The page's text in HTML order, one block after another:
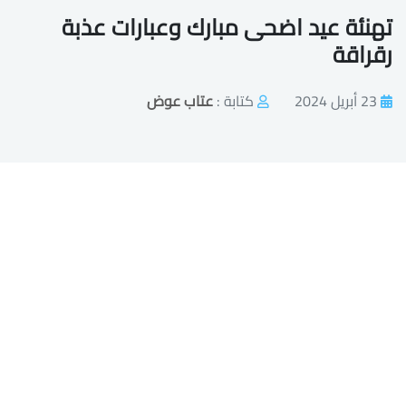
تهنئة عيد اضحى مبارك وعبارات عذبة
رقراقة
23 أبريل 2024 كتابة :عتاب عوض